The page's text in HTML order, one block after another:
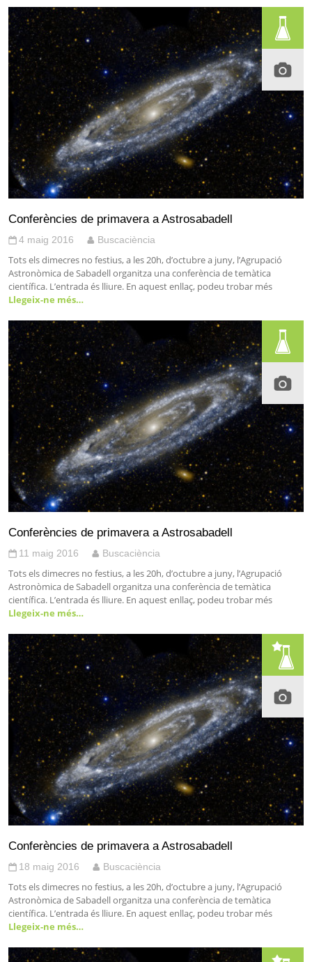
Conferències de primavera a Astrosabadell
4 maig 2016 Buscaciència
Tots els dimecres no festius, a les 20h, d’octubre a juny, l’Agrupació
Astronòmica de Sabadell organitza una conferència de temàtica
científica. L’entrada és lliure. En aquest enllaç, podeu trobar més
Llegeix-ne més…
Conferències de primavera a Astrosabadell
11 maig 2016 Buscaciència
Tots els dimecres no festius, a les 20h, d’octubre a juny, l’Agrupació
Astronòmica de Sabadell organitza una conferència de temàtica
científica. L’entrada és lliure. En aquest enllaç, podeu trobar més
Llegeix-ne més…
Conferències de primavera a Astrosabadell
18 maig 2016 Buscaciència
Tots els dimecres no festius, a les 20h, d’octubre a juny, l’Agrupació
Astronòmica de Sabadell organitza una conferència de temàtica
científica. L’entrada és lliure. En aquest enllaç, podeu trobar més
Llegeix-ne més…